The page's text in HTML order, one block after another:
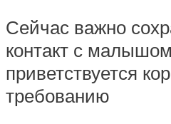
Сейчас важно
контакт с
приветствуется
требованию